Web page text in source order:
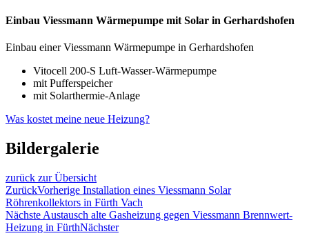
Einbau Viessmann Wärmepumpe mit Solar in Gerhardshofen
Einbau einer Viessmann Wärmepumpe in Gerhardshofen
Vitocell 200-S Luft-Wasser-Wärmepumpe
mit Pufferspeicher
mit Solarthermie-Anlage
Was kostet meine neue Heizung?
Bildergalerie
zurück zur Übersicht
ZurückVorherige Installation eines Viessmann Solar
Röhrenkollektors in Fürth Vach
Nächste Austausch alte Gasheizung gegen Viessmann Brennwert-
Heizung in FürthNächster